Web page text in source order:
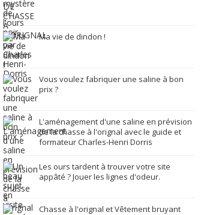
Ma vie de dindon !
Vous voulez fabriquer une saline à bon
prix ?
L'aménagement d'une saline en prévision
de la chasse à l'orignal avec le guide et
formateur Charles-Henri Dorris
Les ours tardent à trouver votre site
appâté ? Jouer les lignes d'odeur.
Chasse à l'orignal et Vêtement bruyant